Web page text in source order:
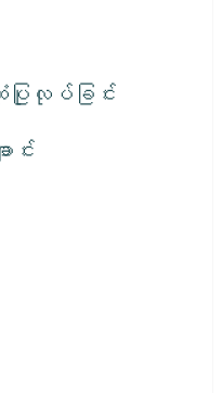
ပြုလုပ်ခြင်း
င်း